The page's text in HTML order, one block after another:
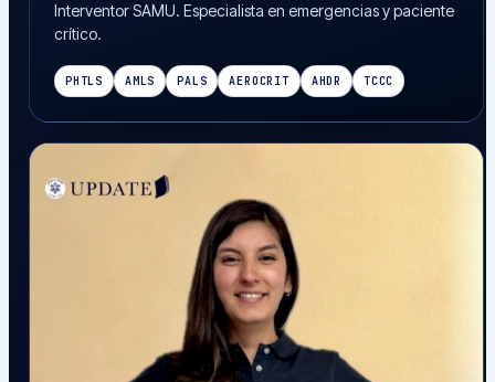
Interventor SAMU. Especialista en emergencias y paciente
crítico.
PHTLS AMLS PALS AEROCRIT AHDR TCCC